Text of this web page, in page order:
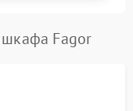
шкафа Fagor